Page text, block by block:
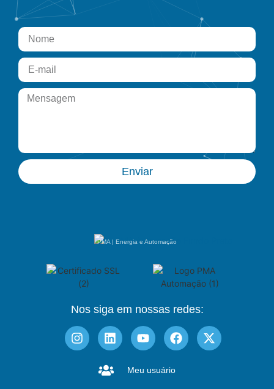
Enviar
PMA | Energia e Automação
Nos siga em nossas redes:
Meu usuário